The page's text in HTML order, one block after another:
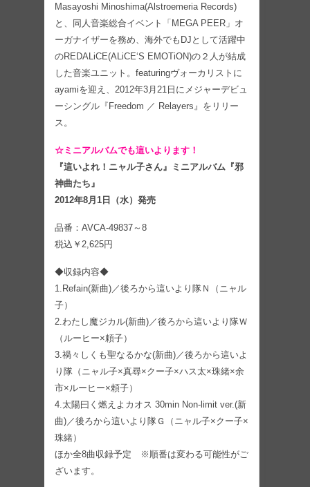
Masayoshi Minoshima(Alstroemeria Records)
と、同人音楽総合イベント「MEGA PEER」オ
ーガナイザーを務め、海外でもDJとして活躍中
のREDALiCE(ALiCE‘S EMOTiON)の２人が結成
した音楽ユニット。featuringヴォーカリストに
ayamiを迎え、2012年3月21日にメジャーデビュ
ーシングル『Freedom ／ Relayers』をリリー
ス。
☆ミニアル​バムでも這いよります！
『這いよれ！ニャル子さん』ミニアルバム『邪
神曲たち』
2012年8月1日（水）発売
品番：AVCA-49837～8
税込￥2,625円
◆収録内容◆
1.Refain(新曲)／後ろから這いより隊Ｎ（ニャル
子）
2.わたし魔ジカル(新曲)／後ろから這いより隊Ｗ
（ルーヒー×頼子）
3.禍々しくも聖なるかな(新曲)／後ろから這いよ
り隊（ニャル子×真尋×クー子×ハス太×珠緒×余
市×ルーヒー×頼子）
4.太陽曰く燃えよカオス 30min Non-limit ver.(新
曲)／後ろから這いより隊Ｇ（ニャル子×クー子×
珠緒）
ほか全8曲収録予定 ※順番は変わる可能性がご
ざいます。